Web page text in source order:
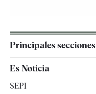
Principales secciones
Es Noticia
SEPI